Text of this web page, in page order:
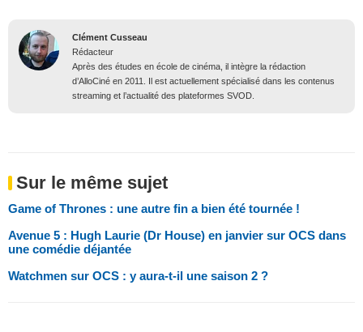
Clément Cusseau
Rédacteur
Après des études en école de cinéma, il intègre la rédaction
d’AlloCiné en 2011. Il est actuellement spécialisé dans les contenus
streaming et l’actualité des plateformes SVOD.
Sur le même sujet
Game of Thrones : une autre fin a bien été tournée !
Avenue 5 : Hugh Laurie (Dr House) en janvier sur OCS dans
une comédie déjantée
Watchmen sur OCS : y aura-t-il une saison 2 ?